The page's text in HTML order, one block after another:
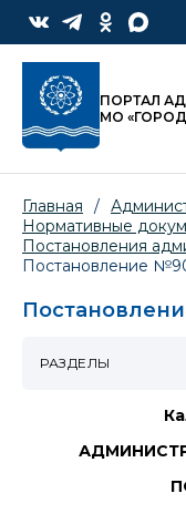
ПОРТАЛ
МО
Главная /
Нормативные
Постановления
Постановление
РАЗДЕЛЫ